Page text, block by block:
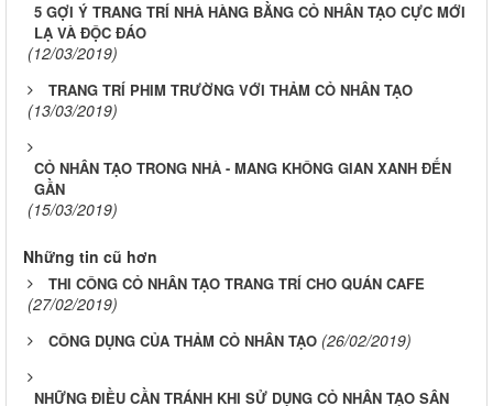
5 GỢI Ý TRANG TRÍ NHÀ HÀNG BẰNG CỎ NHÂN TẠO CỰC MỚI
LẠ VÀ ĐỘC ĐÁO
(12/03/2019)
TRANG TRÍ PHIM TRƯỜNG VỚI THẢM CỎ NHÂN TẠO
(13/03/2019)
CỎ NHÂN TẠO TRONG NHÀ - MANG KHÔNG GIAN XANH ĐẾN
GẦN
(15/03/2019)
Những tin cũ hơn
THI CÔNG CỎ NHÂN TẠO TRANG TRÍ CHO QUÁN CAFE
(27/02/2019)
CÔNG DỤNG CỦA THẢM CỎ NHÂN TẠO (26/02/2019)
NHỮNG ĐIỀU CẦN TRÁNH KHI SỬ DỤNG CỎ NHÂN TẠO SÂN